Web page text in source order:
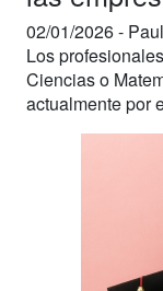
02/01/2026 -
Los
Ciencias o
actualmente por